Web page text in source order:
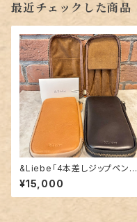
最近チェックした商品
&Liebe「4本差しジップペンケ
ース（栃木レザー）」
¥15,000